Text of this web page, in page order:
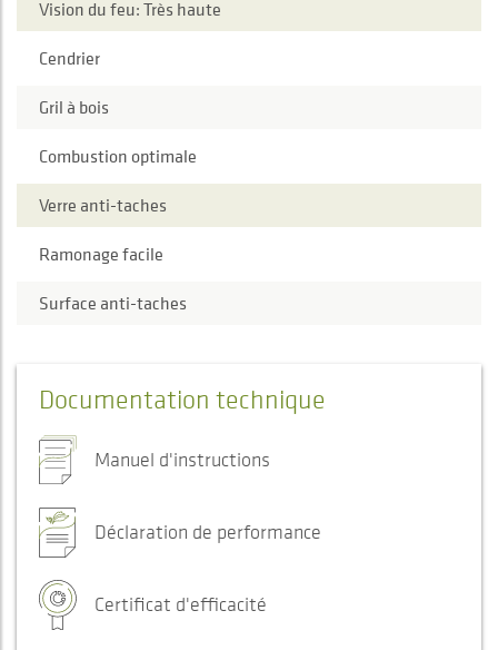
Vision du feu: Très haute
Cendrier
Gril à bois
Combustion optimale
Verre anti-taches
Ramonage facile
Surface anti-taches
Documentation technique
Manuel d'instructions
Déclaration de performance
Certificat d'efficacité